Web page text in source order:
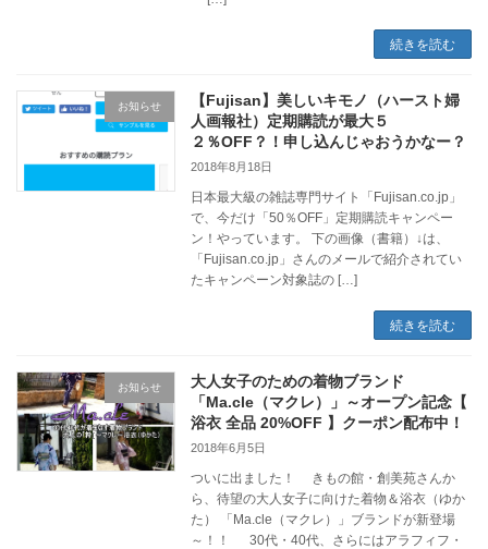
続きを読む
お知らせ
【Fujisan】美しいキモノ（ハースト婦
人画報社）定期購読が最大５
２％OFF？！申し込んじゃおうかなー？
2018年8月18日
日本最大級の雑誌専門サイト「Fujisan.co.jp」
で、今だけ「50％OFF」定期購読キャンペー
ン！やっています。 下の画像（書籍）↓は、
「Fujisan.co.jp」さんのメールで紹介されてい
たキャンペーン対象誌の […]
続きを読む
お知らせ
大人女子のための着物ブランド
「Ma.cle（マクレ）」～オープン記念【
浴衣 全品 20%OFF 】クーポン配布中！
2018年6月5日
ついに出ました！ きもの館・創美苑さんか
ら、待望の大人女子に向けた着物＆浴衣（ゆか
た） 「Ma.cle（マクレ）」ブランドが新登場
～！！ 30代・40代、さらにはアラフィフ・